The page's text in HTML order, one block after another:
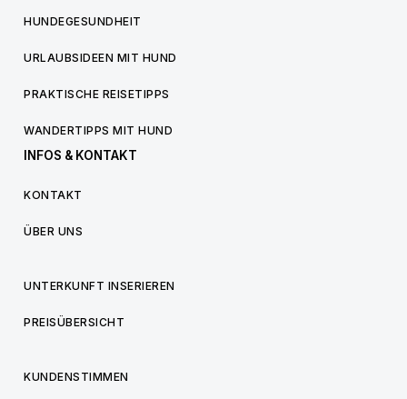
HUNDEGESUNDHEIT
URLAUBSIDEEN MIT HUND
PRAKTISCHE REISETIPPS
WANDERTIPPS MIT HUND
INFOS & KONTAKT
KONTAKT
ÜBER UNS
UNTERKUNFT INSERIEREN
PREISÜBERSICHT
KUNDENSTIMMEN